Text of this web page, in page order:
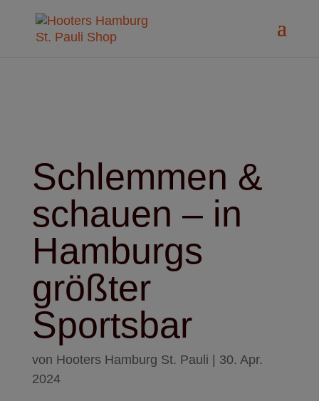
Schlemmen &
schauen – in
Hamburgs
größter
Sportsbar
von Hooters Hamburg St. Pauli
30. Apr.
2024